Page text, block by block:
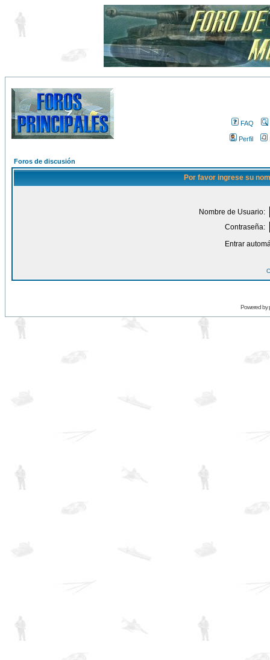
FAQ
Perfil
Foros de discusión
Por favor ingrese su
Nombre de Usuario:
Contraseña:
Entrar
Powered by